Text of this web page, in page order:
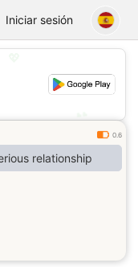
Iniciar sesión
0.6
relationship